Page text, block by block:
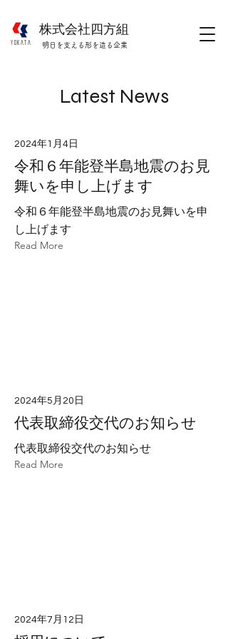
​YOKATA
株式会社四方組
明日を支える形を造る企業
Latest News
2024年1月4日
令和６年能登半島地震のお見
舞いを申し上げます
令和６年能登半島地震のお見舞いを申
し上げます
Read More
2024年5月20日
代表取締役交代のお知らせ
代表取締役交代のお知らせ
Read More
2024年7月12日